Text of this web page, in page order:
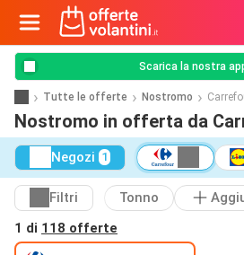
Scarica la nostra
Tutte le offerte Nostromo
Nostromo in offerta da
Negozi 1
Filtri Tonno
1 di 118 offerte